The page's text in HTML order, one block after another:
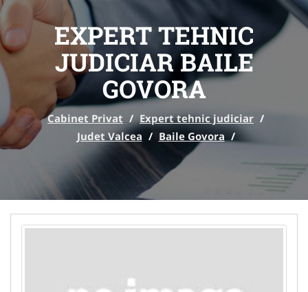
EXPERT TEHNIC
JUDICIAR BAILE
GOVORA
Cabinet Privat / Expert tehnic judiciar /
Judet Valcea / Baile Govora /